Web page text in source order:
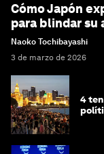
Cómo Japón
para blindar su
Naoko Tochibayashi
3 de marzo de 2026
4